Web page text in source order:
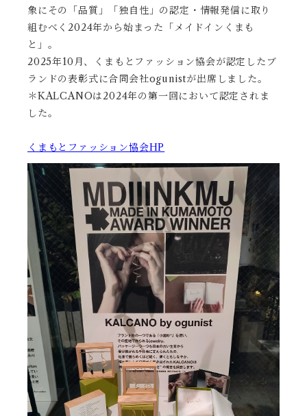
象にその「品質」「独自性」の認定・情報発信に取り
組むべく2024年から始まった「メイドインくまも
と」。
2025年10月、くまもとファッション協会が認定したブ
ランドの表彰式に合同会社ogunistが出席しました。
＊KALCANOは2024年の第一回において認定されま
した。
くまもとファッション協会HP